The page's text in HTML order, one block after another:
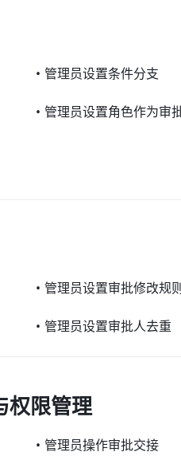
• 管理员设置条件分支
• 管理员设置角色作为审
• 管理员设置审批修改规
• 管理员设置审批人去重
权限管理
• 管理员操作审批交接